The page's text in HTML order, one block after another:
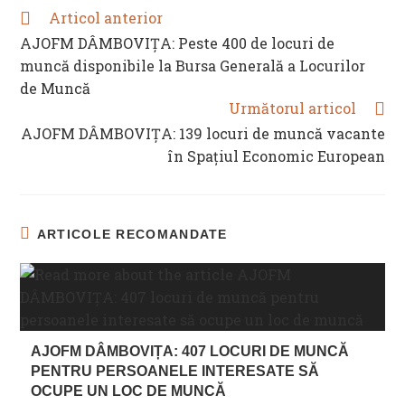
READ
ARTICLES
Articol anterior
AJOFM DÂMBOVIȚA: Peste 400 de locuri de
muncă disponibile la Bursa Generală a Locurilor
de Muncă
Următorul articol
AJOFM DÂMBOVIȚA: 139 locuri de muncă vacante
în Spaţiul Economic European
ARTICOLE RECOMANDATE
AJOFM DÂMBOVIȚA: 407 LOCURI DE MUNCĂ
PENTRU PERSOANELE INTERESATE SĂ
OCUPE UN LOC DE MUNCĂ